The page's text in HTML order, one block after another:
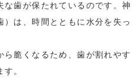
歯が保たれているのです。神
は、時間とともに水分を失っ
脆くなるため、歯が割れやす
。